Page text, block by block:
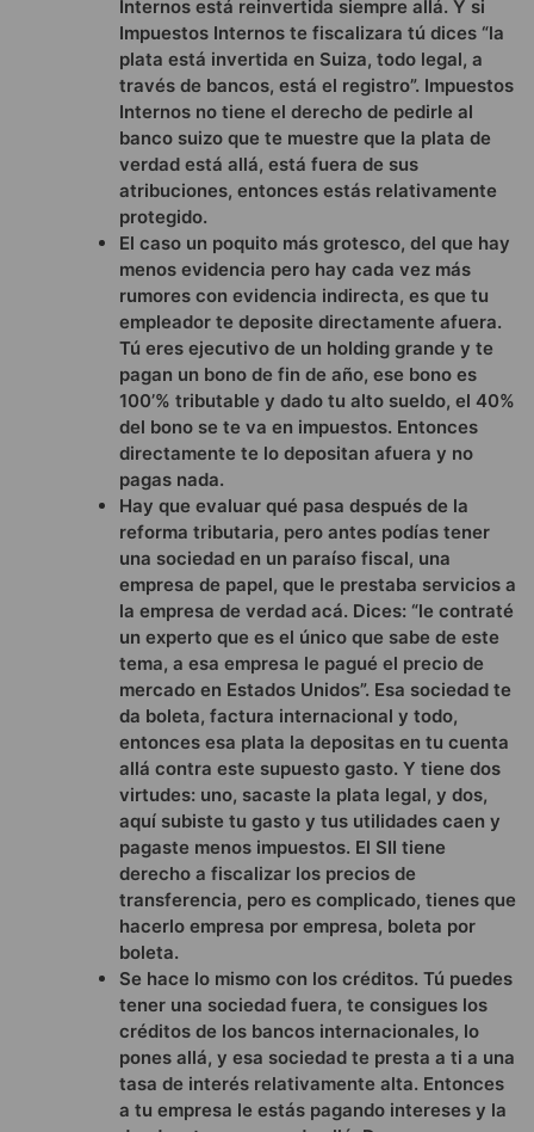
Internos está reinvertida siempre allá. Y si
Impuestos Internos te fiscalizara tú dices “la
plata está invertida en Suiza, todo legal, a
través de bancos, está el registro”. Impuestos
Internos no tiene el derecho de pedirle al
banco suizo que te muestre que la plata de
verdad está allá, está fuera de sus
atribuciones, entonces estás relativamente
protegido.
El caso un poquito más grotesco, del que hay
menos evidencia pero hay cada vez más
rumores con evidencia indirecta, es que tu
empleador te deposite directamente afuera.
Tú eres ejecutivo de un holding grande y te
pagan un bono de fin de año, ese bono es
100’% tributable y dado tu alto sueldo, el 40%
del bono se te va en impuestos. Entonces
directamente te lo depositan afuera y no
pagas nada.
Hay que evaluar qué pasa después de la
reforma tributaria, pero antes podías tener
una sociedad en un paraíso fiscal, una
empresa de papel, que le prestaba servicios a
la empresa de verdad acá. Dices: “le contraté
un experto que es el único que sabe de este
tema, a esa empresa le pagué el precio de
mercado en Estados Unidos”. Esa sociedad te
da boleta, factura internacional y todo,
entonces esa plata la depositas en tu cuenta
allá contra este supuesto gasto. Y tiene dos
virtudes: uno, sacaste la plata legal, y dos,
aquí subiste tu gasto y tus utilidades caen y
pagaste menos impuestos. El SII tiene
derecho a fiscalizar los precios de
transferencia, pero es complicado, tienes que
hacerlo empresa por empresa, boleta por
boleta.
Se hace lo mismo con los créditos. Tú puedes
tener una sociedad fuera, te consigues los
créditos de los bancos internacionales, lo
pones allá, y esa sociedad te presta a ti a una
tasa de interés relativamente alta. Entonces
a tu empresa le estás pagando intereses y la